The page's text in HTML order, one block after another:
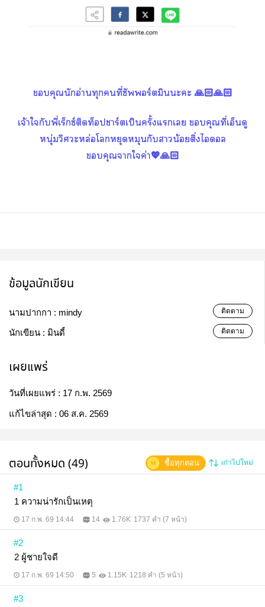
คุณนักอ่านทุกคนที่ซัพร์ตมินะะ 🙏🏻🙏🏻
เจ้าใกับพี่เร็กซ์ติดท็าร์ตเป็นครั้งแเ คุณที่เอ็นดู
หนุ่มวิศวะหล่อโหยุดหมุนกับาน้อยติ่งไดอล
คุณาใค่า💖🙏🏻
ข้อมูลนักเขียน
นามปากกา : mindy ติดตาม
นักเขียน : มินดี้ ติดตาม
เผยแพร่
วันที่เผยแพร่ : 17 ก.พ. 2569
แก้ไขล่าสุด : 06 ส.ค. 2569
ตอนทั้งหมด (49) เก่าไปใหม่
ซื้อทุกตอน
#1
1 ความน่ารักเป็นเหตุ
17 ก.พ. 69 14:44 14 1.76K 1737 คำ (7 หน้า)
#2
2 ผู้ชายใจดี
17 ก.พ. 69 14:50 5 1.15K 1218 คำ (5 หน้า)
#3